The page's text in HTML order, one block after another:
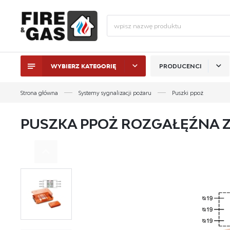
WYBIERZ KATEGORIĘ PRODUCENCI
Strona główna Systemy sygnalizacji pożaru Puszki ppoż
PUSZKA PPOŻ ROZGAŁĘŹNA